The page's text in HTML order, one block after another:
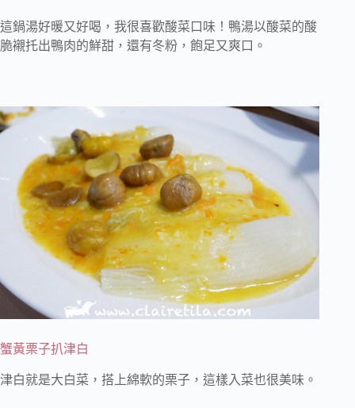
這鍋湯好暖又好喝，我很喜歡酸菜口味！鴨湯以酸菜的酸
脆襯托出鴨肉的鮮甜，還有冬粉，飽足又爽口。
蟹黃栗子扒津白
津白就是大白菜，搭上綿軟的栗子，這樣入菜也很美味。